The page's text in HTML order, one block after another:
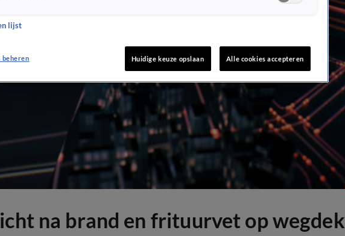
na brand en frituurvet op wegdek
lijst
beheren Huidige keuze opslaan Alle cookies accepteren